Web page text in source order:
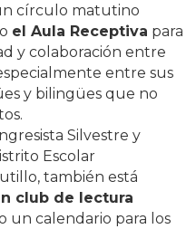
círculo matutino
el Aula Receptiva para
y colaboración entre
entre sus
y bilingües que no
Silvestre y
Escolar
también está
club de lectura
un calendario para los